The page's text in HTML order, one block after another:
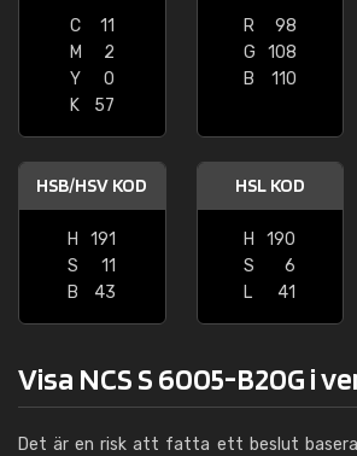
C
11
M
2
Y
0
K
57
R
98
G
108
B
110
HSB/HSV KOD
H
191
S
11
B
43
HSL KOD
H
190
S
6
L
41
Visa NCS S 6005-B20G i
Det är en risk att fatta ett beslut